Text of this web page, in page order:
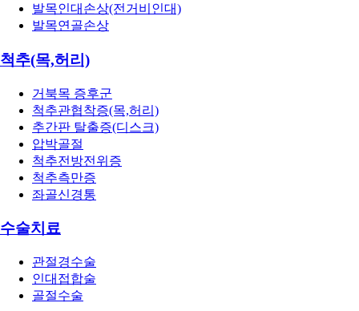
발목인대손상(전거비인대)
발목연골손상
척추(목,허리)
거북목 증후군
척추관협착증(목,허리)
추간판 탈출증(디스크)
압박골절
척추전방전위증
척추측만증
좌골신경통
수술치료
관절경수술
인대접합술
골절수술